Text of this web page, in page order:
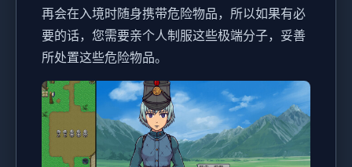
再会在入境时随身携带危险物品，所以如果有必
要的话，您需要亲个人制服这些极端分子，妥善
所处置这些危险物品。